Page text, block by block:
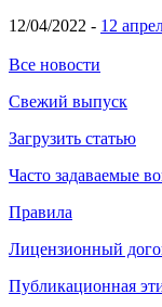
12/04/2022 - 12
Все новости
Свежий выпуск
Загрузить статью
Часто задаваемые
Правила
Лицензионный
Публикационная